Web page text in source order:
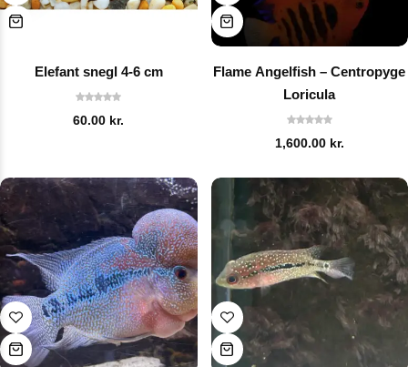
Elefant snegl 4-6 cm
60.00 kr.
Flame Angelfish – Centropyge
Loricula
1,600.00 kr.